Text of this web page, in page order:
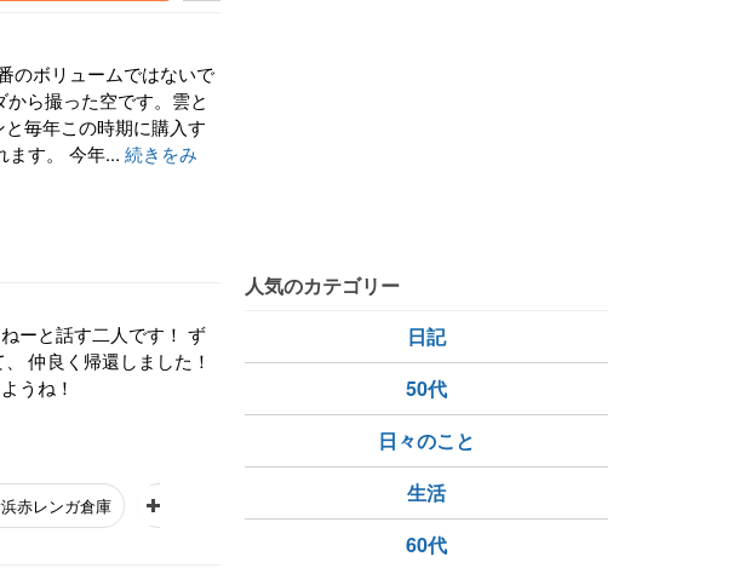
のボリュームではないで
ら撮った空です。雲と
毎年この時期に購入す
ます。 今年... 続きをみ
ーと話す二人です！ ず
仲良く帰還しました！
うね！
赤レンガ倉庫
人気のカテゴリー
日記
50代
日々のこと
生活
60代